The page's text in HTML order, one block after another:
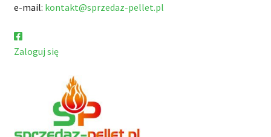
e-mail: kontakt@sprzedaz-pellet.pl
Zaloguj się